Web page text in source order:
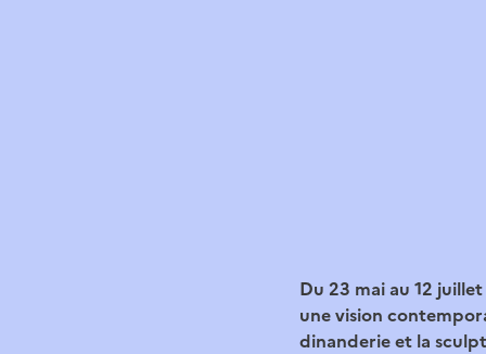
Du 23 mai au 12
une vision
dinanderie et la